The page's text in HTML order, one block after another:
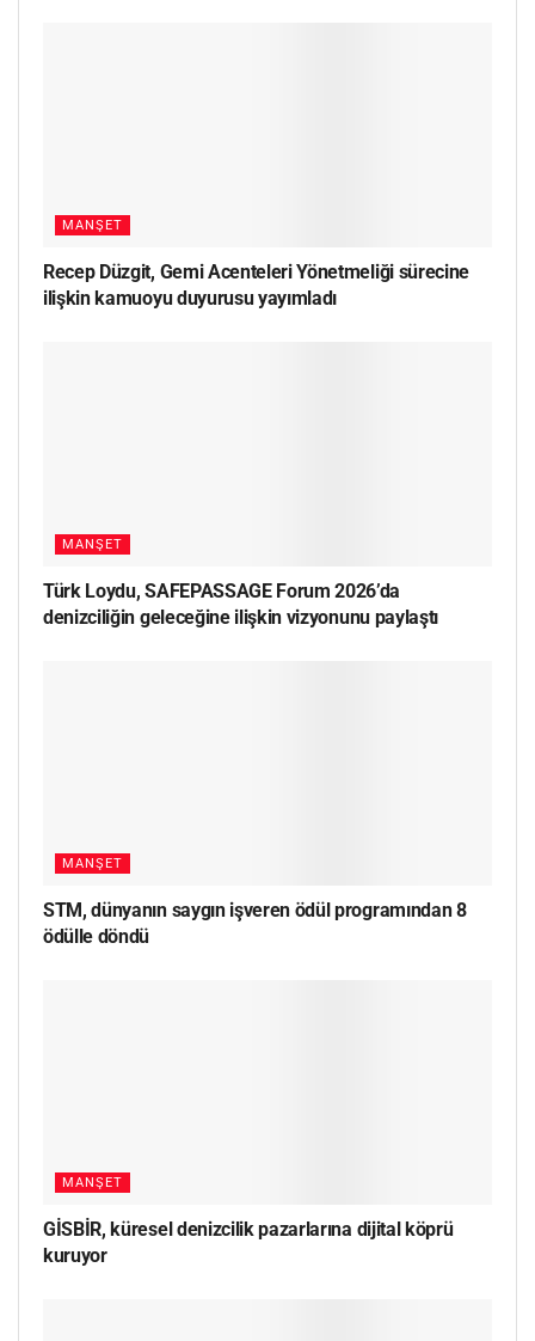
MANŞET
Recep Düzgit, Gemi Acenteleri Yönetmeliği sürecine
ilişkin kamuoyu duyurusu yayımladı
MANŞET
Türk Loydu, SAFEPASSAGE Forum 2026’da
denizciliğin geleceğine ilişkin vizyonunu paylaştı
MANŞET
STM, dünyanın saygın işveren ödül programından 8
ödülle döndü
MANŞET
GİSBİR, küresel denizcilik pazarlarına dijital köprü
kuruyor